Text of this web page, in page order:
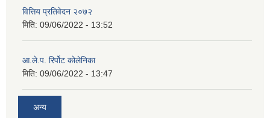
वित्तिय प्रतिवेदन २०७२
मिति: 09/06/2022 - 13:52
आ.ले.प. रिर्पोट कोलेनिका
मिति: 09/06/2022 - 13:47
अन्य